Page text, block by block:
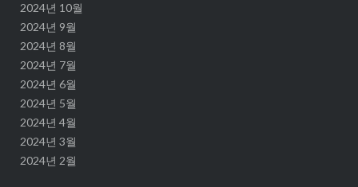
2024년 10월
2024년 9월
2024년 8월
2024년 7월
2024년 6월
2024년 5월
2024년 4월
2024년 3월
2024년 2월